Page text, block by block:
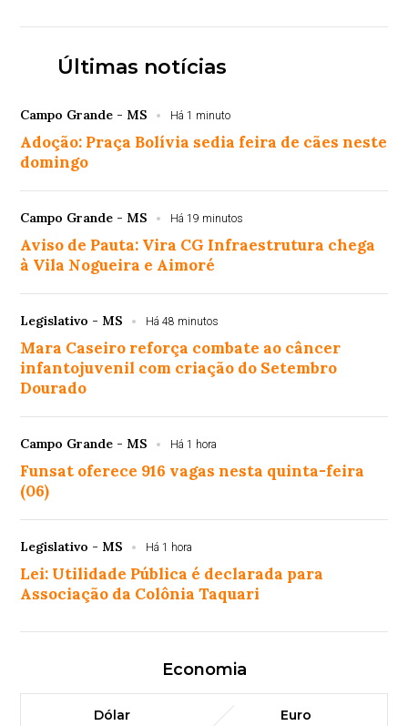
Últimas notícias
Campo Grande - MS Há 1 minuto
Adoção: Praça Bolívia sedia feira de cães neste
domingo
Campo Grande - MS Há 19 minutos
Aviso de Pauta: Vira CG Infraestrutura chega
à Vila Nogueira e Aimoré
Legislativo - MS Há 48 minutos
Mara Caseiro reforça combate ao câncer
infantojuvenil com criação do Setembro
Dourado
Campo Grande - MS Há 1 hora
Funsat oferece 916 vagas nesta quinta-feira
(06)
Legislativo - MS Há 1 hora
Lei: Utilidade Pública é declarada para
Associação da Colônia Taquari
Economia
Dólar
Euro